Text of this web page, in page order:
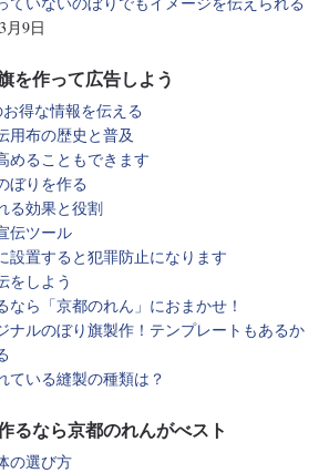
月9日
を作って広告しよう
得な情報を伝える
用布の歴史と普及
めることもできます
ぼりを作る
る効果と役割
伝ツール
設置すると犯罪防止になります
をしよう
なら「京都のれん」におまかせ！
ナルのぼり旗製作！テンプレートもあるか
ている縫製の種類は？
るなら京都のれんがべスト
の選び方